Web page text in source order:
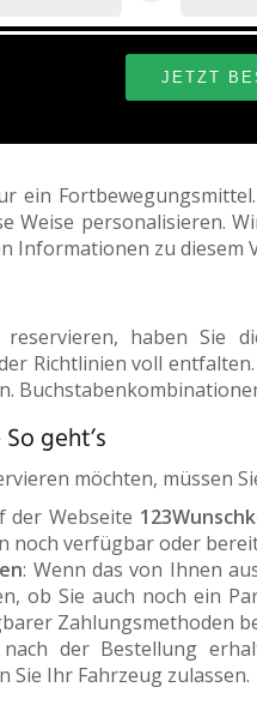
ein
Weise personalisieren.
Informationen zu diesem
reservieren, haben Sie
Richtlinien voll
geht’s
möchten, müssen
der Webseite
noch verfügbar oder
: Wenn das von Ihnen
ob Sie auch noch ein
Zahlungsmethoden
nach der Bestellung
Sie Ihr Fahrzeug zulassen.